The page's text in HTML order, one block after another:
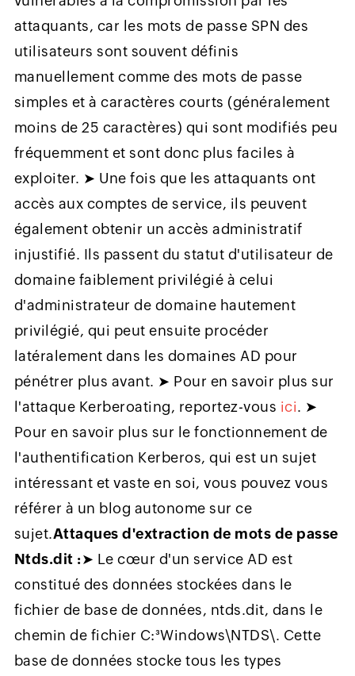
attaquants, car les mots de passe SPN des
utilisateurs sont souvent définis
manuellement comme des mots de passe
simples et à caractères courts (généralement
moins de 25 caractères) qui sont modifiés peu
fréquemment et sont donc plus faciles à
exploiter. ➤ Une fois que les attaquants ont
accès aux comptes de service, ils peuvent
également obtenir un accès administratif
injustifié. Ils passent du statut d'utilisateur de
domaine faiblement privilégié à celui
d'administrateur de domaine hautement
privilégié, qui peut ensuite procéder
latéralement dans les domaines AD pour
pénétrer plus avant. ➤ Pour en savoir plus sur
l'attaque Kerberoating, reportez-vous ici. ➤
Pour en savoir plus sur le fonctionnement de
l'authentification Kerberos, qui est un sujet
intéressant et vaste en soi, vous pouvez vous
référer à un blog autonome sur ce
sujet.Attaques d'extraction de mots de passe
Ntds.dit :➤ Le cœur d'un service AD est
constitué des données stockées dans le
fichier de base de données, ntds.dit, dans le
chemin de fichier C:³Windows\NTDS\. Cette
base de données stocke tous les types